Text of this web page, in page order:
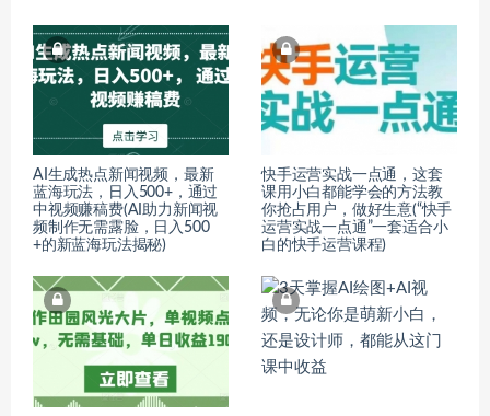
AI生成热点新闻视频，最新
蓝海玩法，日入500+，通过
中视频赚稿费(AI助力新闻视
频制作无需露脸，日入500
+的新蓝海玩法揭秘)
快手运营实战一点通，这套
课用小白都能学会的方法教
你抢占用户，做好生意(“快手
运营实战一点通”一套适合小
白的快手运营课程)